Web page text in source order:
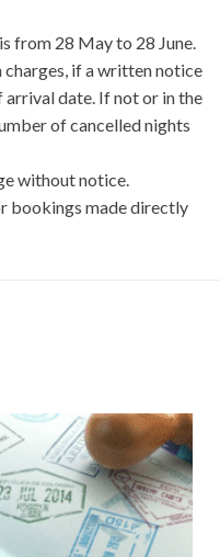
from 28 May to 28 June.
if a written notice
arrival date. If not or in the
of cancelled nights
without notice.
bookings made directly